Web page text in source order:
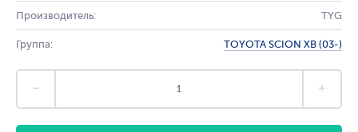
Производитель: TYG
Группа: TOYOTA SCION XB (03-)